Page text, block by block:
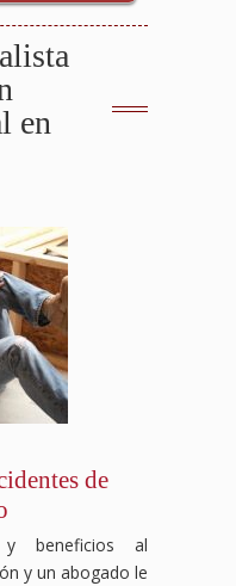
en
de
beneficios al
y un abogado le